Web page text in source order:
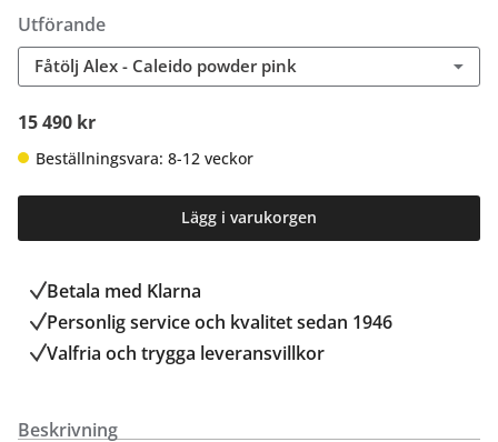
Utförande
Fåtölj Alex - Caleido powder pink
15 490 kr
Beställningsvara: 8-12 veckor
Lägg i varukorgen
Betala med Klarna
Personlig service och kvalitet sedan 1946
Valfria och trygga leveransvillkor
Beskrivning